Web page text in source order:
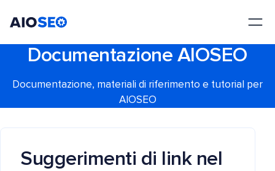
Documentazione AIOSEO
Documentazione, materiali di riferimento e tutorial per
AIOSEO
Suggerimenti di link nel